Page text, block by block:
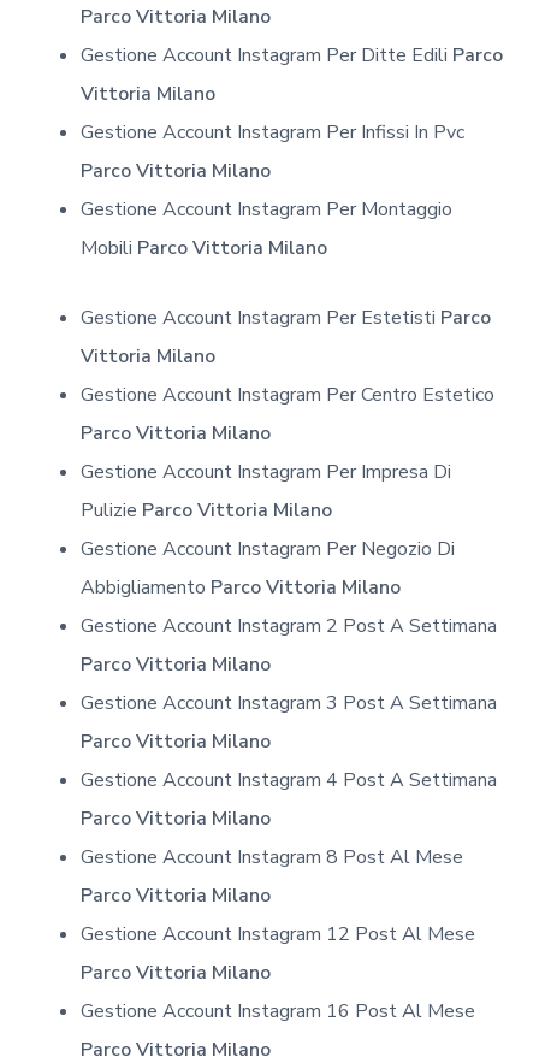
Parco Vittoria Milano
Gestione Account Instagram Per Ditte Edili Parco
Vittoria Milano
Gestione Account Instagram Per Infissi In Pvc
Parco Vittoria Milano
Gestione Account Instagram Per Montaggio
Mobili Parco Vittoria Milano
Gestione Account Instagram Per Estetisti Parco
Vittoria Milano
Gestione Account Instagram Per Centro Estetico
Parco Vittoria Milano
Gestione Account Instagram Per Impresa Di
Pulizie Parco Vittoria Milano
Gestione Account Instagram Per Negozio Di
Abbigliamento Parco Vittoria Milano
Gestione Account Instagram 2 Post A Settimana
Parco Vittoria Milano
Gestione Account Instagram 3 Post A Settimana
Parco Vittoria Milano
Gestione Account Instagram 4 Post A Settimana
Parco Vittoria Milano
Gestione Account Instagram 8 Post Al Mese
Parco Vittoria Milano
Gestione Account Instagram 12 Post Al Mese
Parco Vittoria Milano
Gestione Account Instagram 16 Post Al Mese
Parco Vittoria Milano